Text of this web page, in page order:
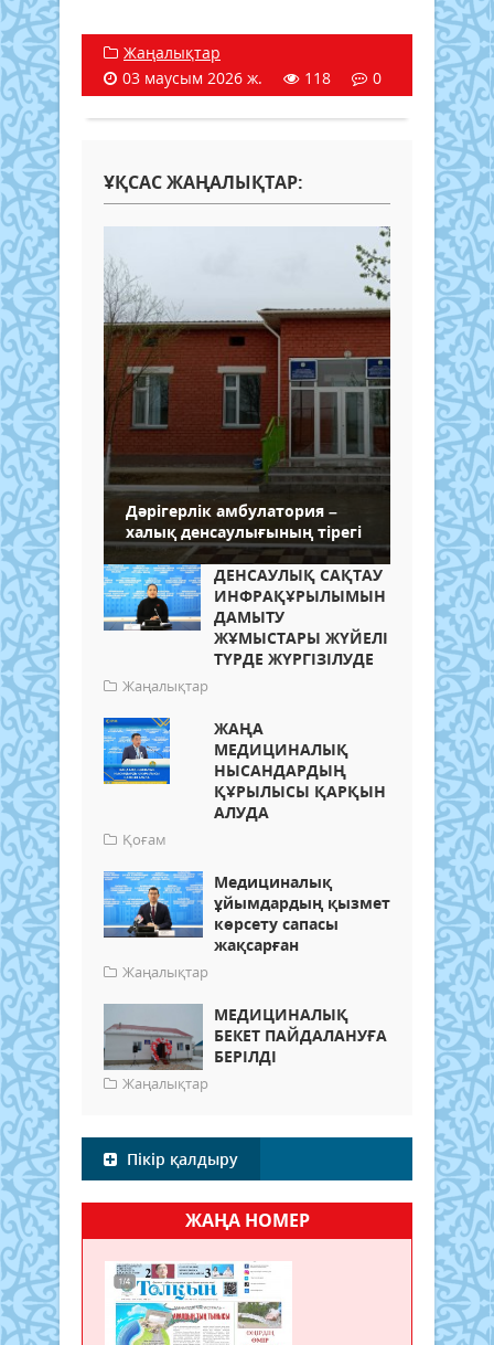
Жаңалықтар
03 маусым 2026 ж.
118 0
ҰҚСАС ЖАҢАЛЫҚТАР:
Дәрігерлік амбулатория –
халық денсаулығының тірегі
ДЕНСАУЛЫҚ САҚТАУ
ИНФРАҚҰРЫЛЫМЫН
ДАМЫТУ
ЖҰМЫСТАРЫ ЖҮЙЕЛІ
ТҮРДЕ ЖҮРГІЗІЛУДЕ
Жаңалықтар
ЖАҢА
МЕДИЦИНАЛЫҚ
НЫСАНДАРДЫҢ
ҚҰРЫЛЫСЫ ҚАРҚЫН
АЛУДА
Қоғам
Медициналық
ұйымдардың қызмет
көрсету сапасы
жақсарған
Жаңалықтар
МЕДИЦИНАЛЫҚ
БЕКЕТ ПАЙДАЛАНУҒА
БЕРІЛДІ
Жаңалықтар
Пікір қалдыру
ЖАҢА НОМЕР